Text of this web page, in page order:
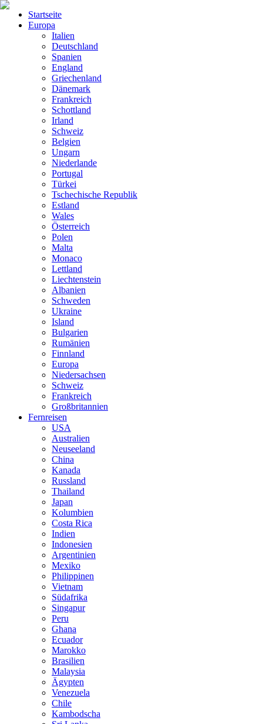
Startseite
Europa
Italien
Deutschland
Spanien
England
Griechenland
Dänemark
Frankreich
Schottland
Irland
Schweiz
Belgien
Ungarn
Niederlande
Portugal
Türkei
Tschechische Republik
Estland
Wales
Österreich
Polen
Malta
Monaco
Lettland
Liechtenstein
Albanien
Schweden
Ukraine
Island
Bulgarien
Rumänien
Finnland
Europa
Niedersachsen
Schweiz
Frankreich
Großbritannien
Fernreisen
USA
Australien
Neuseeland
China
Kanada
Russland
Thailand
Japan
Kolumbien
Costa Rica
Indien
Indonesien
Argentinien
Mexiko
Philippinen
Vietnam
Südafrika
Singapur
Peru
Ghana
Ecuador
Marokko
Brasilien
Malaysia
Ägypten
Venezuela
Chile
Kambodscha